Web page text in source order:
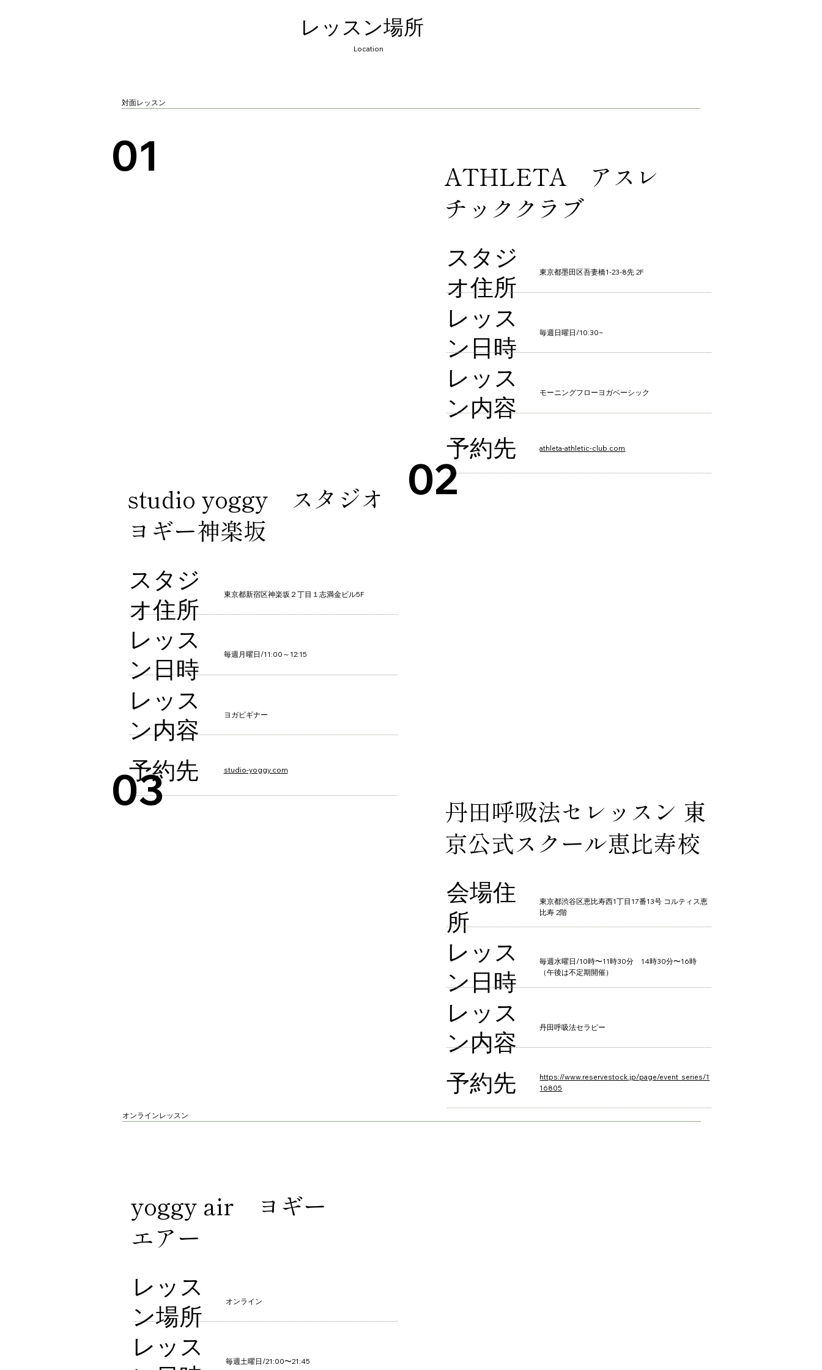
レッスン場所
Location
対面レッスン
01
ATHLETA アスレ
チッククラブ
​スタジ
オ住所​
東京都墨田区吾妻橋1-23-8先 2F
​レッス
ン日時
毎週日曜日/10:30~
レッス
ン内容
​モーニングフローヨガベーシック
予約先 athleta-athletic-club.com
studio yoggy スタジオ
ヨギー神楽坂
​スタジ
オ住所​
東京都新宿区神楽坂２丁目１志満金ビル5F
​レッス
ン日時
毎週月曜日/11:00～12:15
レッス
ン内容
ヨガビギナー
予約先 studio-yoggy.com
02
03
丹田呼吸法セレッスン 東
京公式スクール恵比寿校
会場住
所​
東京都渋谷区恵比寿西1丁目17番13号 コルティス恵
比寿 2階
​レッス
ン日時
毎週水曜日/10時〜11時30分 14時30分〜16時
（午後は不定期開催）
レッス
ン内容
丹田呼吸法セラピー
予約先
https://www.reservestock.jp/page/event_series/1
16805
オンラインレッスン
yoggy air ヨギー
エアー
​レッス
ン場所
オンライン
​レッス
毎週土曜日/21:00〜21:45